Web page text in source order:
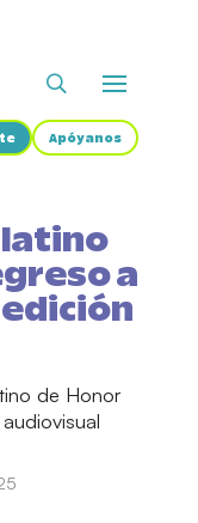
Apóyanos
a
de Honor